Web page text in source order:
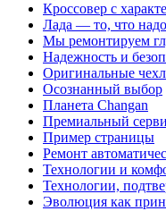
Кроссовер с
Лада — то, что надо
Мы ремонтируем
Надежность и
Оригинальные
Осознанный выбор
Планета Changan
Премиальный
Пример страницы
Ремонт
Технологии и
Технологии,
Эволюция как